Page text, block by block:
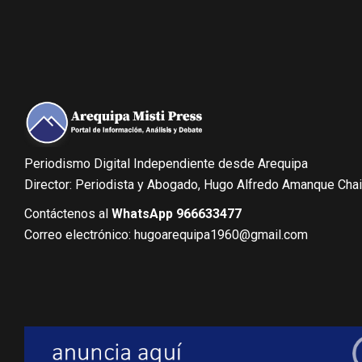
Periodismo Digital Independiente desde Arequipa
Director: Periodista y Abogado, Hugo Alfredo Amanque
Contáctenos al WhatsApp 966633477
Correo electrónico: hugoarequipa1960@gmail.com